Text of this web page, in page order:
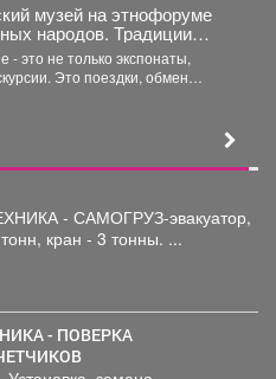
музей на этнофоруме
народов. Традиции
- это не только экспонаты,
Это поездки, обмен
- САМОГРУЗ-эвакуатор,
кран - 3 тонны. ...